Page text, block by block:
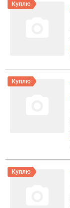
Куплю
Куплю
Куплю